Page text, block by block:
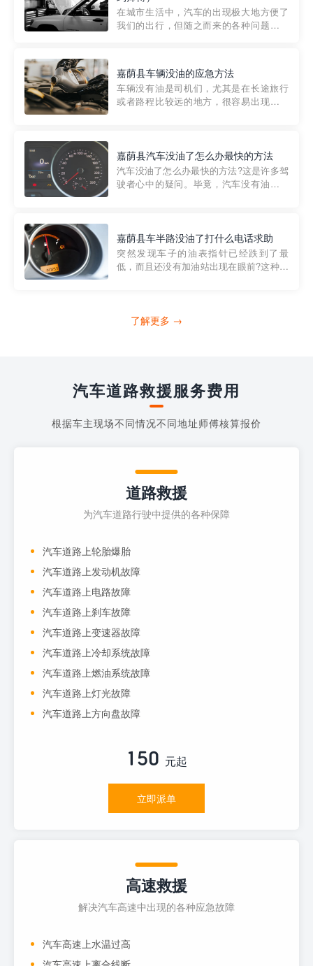
在城市生活中，汽车的出现极大地方便了
我们的出行，但随之而来的各种问题也让
紧急情况下，我们需要一种高效可靠的救
援方式。而这时，地库救援专...
嘉荫县车辆没油的应急方法
车辆没有油是司机们，尤其是在长途旅行
或者路程比较远的地方，很容易出现这种
的送油师傅，解决没油的紧急情况。 首
先，让我们来了解一下穿...
嘉荫县汽车没油了怎么办最快的方法
汽车没油了怎么办最快的方法?这是许多驾
驶者心中的疑问。毕竟，汽车没有油就无
越者小程序是一款专门解决汽车没油问题
的在线服务平台。通过...
嘉荫县车半路没油了打什么电话求助
突然发现车子的油表指针已经跌到了最
低，而且还没有加油站出现在眼前?这种情
打4006363122请求送油人员来帮助你。
了解更多 →
汽车道路救援服务费用
根据车主现场不同情况不同地址师傅核算报价
道路救援
为汽车道路行驶中提供的各种保障
汽车道路上轮胎爆胎
汽车道路上发动机故障
汽车道路上电路故障
汽车道路上刹车故障
汽车道路上变速器故障
汽车道路上冷却系统故障
汽车道路上燃油系统故障
汽车道路上灯光故障
汽车道路上方向盘故障
150 元起
立即派单
高速救援
解决汽车高速中出现的各种应急故障
汽车高速上水温过高